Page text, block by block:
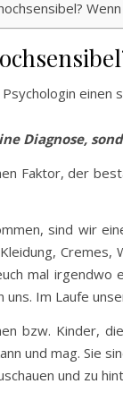
Diagnose,
Faktor, der
sind wir
Cremes,
mal irgendwo
uns. Im Laufe
bzw. Kinder,
und mag. Sie
und zu